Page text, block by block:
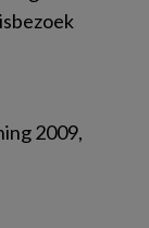
2009,